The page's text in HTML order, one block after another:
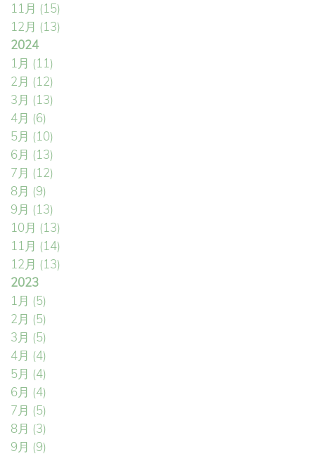
11月 (15)
12月 (13)
2024
1月 (11)
2月 (12)
3月 (13)
4月 (6)
5月 (10)
6月 (13)
7月 (12)
8月 (9)
9月 (13)
10月 (13)
11月 (14)
12月 (13)
2023
1月 (5)
2月 (5)
3月 (5)
4月 (4)
5月 (4)
6月 (4)
7月 (5)
8月 (3)
9月 (9)